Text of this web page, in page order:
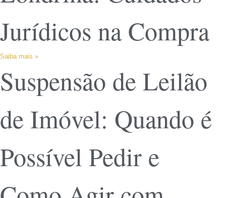
Jurídicos na Compra
Saiba mais »
Suspensão de Leilão
de Imóvel: Quando é
Possível Pedir e